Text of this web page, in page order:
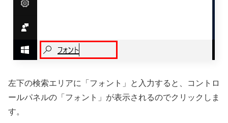
左下の検索エリアに「フォント」と入力すると、コントロ
ールパネルの「フォント」が表示されるのでクリックしま
す。